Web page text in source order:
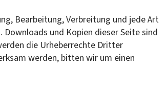
Bearbeitung, Verbreitung und jede Art
und Kopien dieser Seite sind
die Urheberrechte Dritter
werden, bitten wir um einen